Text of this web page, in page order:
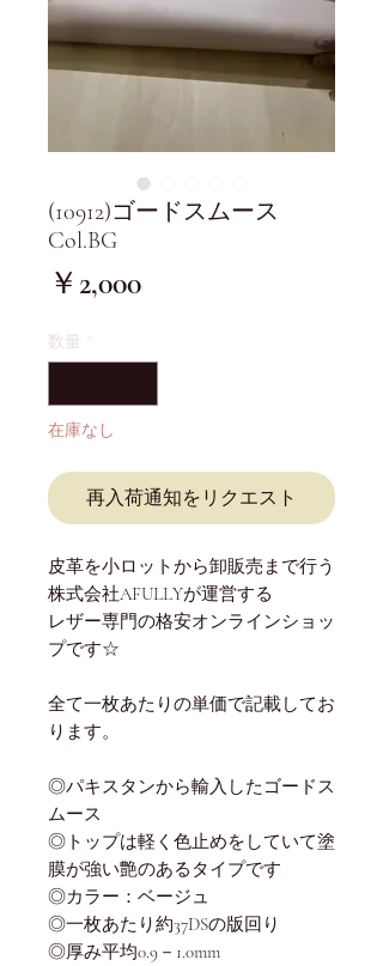
(10912)ゴードスムース
Col.BG
￥2,000価
数量
在庫なし
再入荷通知をリクエスト
皮革を小ロットから卸販売まで行う
株式会社AFULLYが運営する
レザー専門の格安オンラインショッ
プです☆
全て一枚あたりの単価で記載してお
ります。
◎パキスタンから輸入したゴードス
ムース
◎トップは軽く色止めをしていて塗
膜が強い艶のあるタイプです
◎カラー：ベージュ
◎一枚あたり約37DSの版回り
◎厚み平均0.9－1.0mm